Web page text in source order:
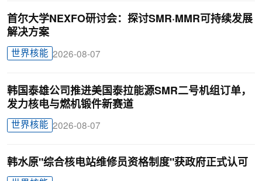
首尔大学NEXFO研讨会：探讨SMR·MMR可持续发展
解决方案
世界核能 2026-08-07
韩国泰雄公司推进美国泰拉能源SMR二号机组订单，
发力核电与燃机锻件新赛道
世界核能 2026-08-07
韩水原"综合核电站维修员资格制度"获政府正式认可